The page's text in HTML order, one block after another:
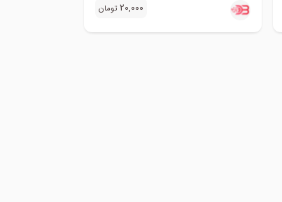
20,000 تومان